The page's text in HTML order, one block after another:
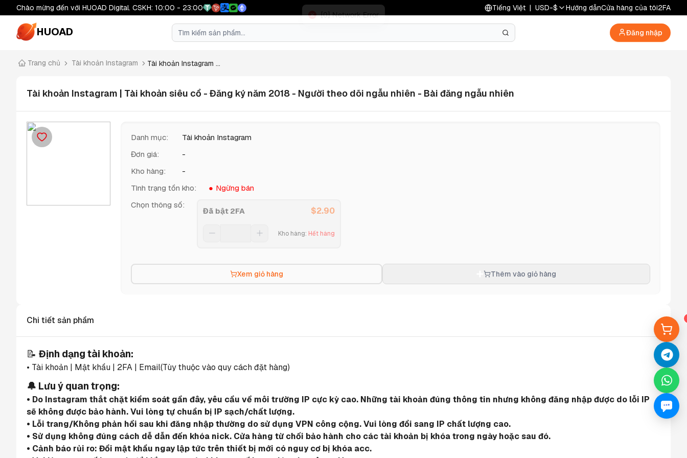
Chào mừng đến với HUOAD Digital. CSKH: 10:00 - 23:00 Tiếng Việt | USD-$ Hướng dẫnCửa hàng của tôi2FA
HUOAD Đăng nhập
Trang chủ Tài khoản Instagram Tài khoản Instagram ...
Tài khoản Instagram | Tài khoản siêu cổ - Đăng ký năm 2018 - Người theo dõi ngẫu nhiên - Bài đăng ngẫu nhiên
Danh mục:
Tài khoản Instagram
Đơn giá:
-
Kho hàng:
-
Tình trạng tồn kho:
Ngừng bán
Chọn thông số:
Đã bật 2FA $2.90
Kho hàng: Hết hàng
Xem giỏ hàng Thêm vào giỏ hàng
Chi tiết sản phẩm
📝 Định dạng tài khoản:
• Tài khoản | Mật khẩu | 2FA | Email(Tùy thuộc vào quy cách đặt hàng)
🔔 Lưu ý quan trọng:
• Do Instagram thắt chặt kiểm soát gần đây, yêu cầu về môi trường IP cực kỳ cao. Những tài khoản đúng thông tin nhưng không đăng nhập được do lỗi IP
sẽ không được bảo hành. Vui lòng tự chuẩn bị IP sạch/chất lượng.
• Lỗi trang/Không phản hồi sau khi đăng nhập thường do sử dụng VPN công cộng. Vui lòng đổi sang IP chất lượng cao.
• Sử dụng không đúng cách dễ dẫn đến khóa nick. Cửa hàng từ chối bảo hành cho các tài khoản bị khóa trong ngày hoặc sau đó.
• Cảnh báo rủi ro: Đổi mật khẩu ngay lập tức trên thiết bị mới có nguy cơ bị khóa acc.